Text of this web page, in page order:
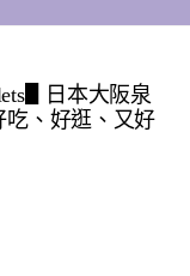
日本大阪泉
吃、好逛、又好